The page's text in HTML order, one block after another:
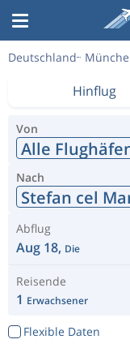
Deutschland
Hinflug
Von
Alle
Nach
Stefan cel
Abflug
Aug 18, Die
Reisende
1 Erwachsener
Flexible Daten